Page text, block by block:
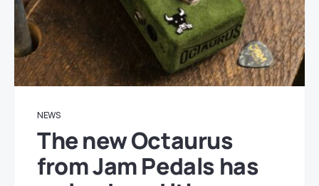
NEWS
The new Octaurus
from Jam Pedals has